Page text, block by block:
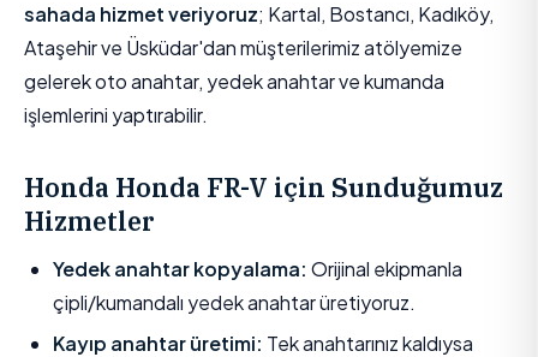
sahada hizmet veriyoruz; Kartal, Bostancı, Kadıköy,
Ataşehir ve Üsküdar'dan müşterilerimiz atölyemize
gelerek oto anahtar, yedek anahtar ve kumanda
işlemlerini yaptırabilir.
Honda Honda FR-V için Sunduğumuz
Hizmetler
Yedek anahtar kopyalama: Orijinal ekipmanla
çipli/kumandalı yedek anahtar üretiyoruz.
Kayıp anahtar üretimi: Tek anahtarınız kaldıysa